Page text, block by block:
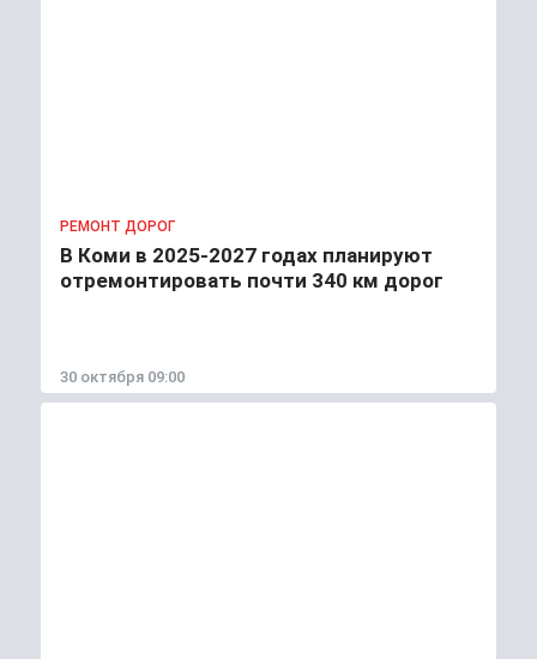
РЕМОНТ ДОРОГ
В Коми в 2025-2027 годах планируют
отремонтировать почти 340 км дорог
30 октября 09:00